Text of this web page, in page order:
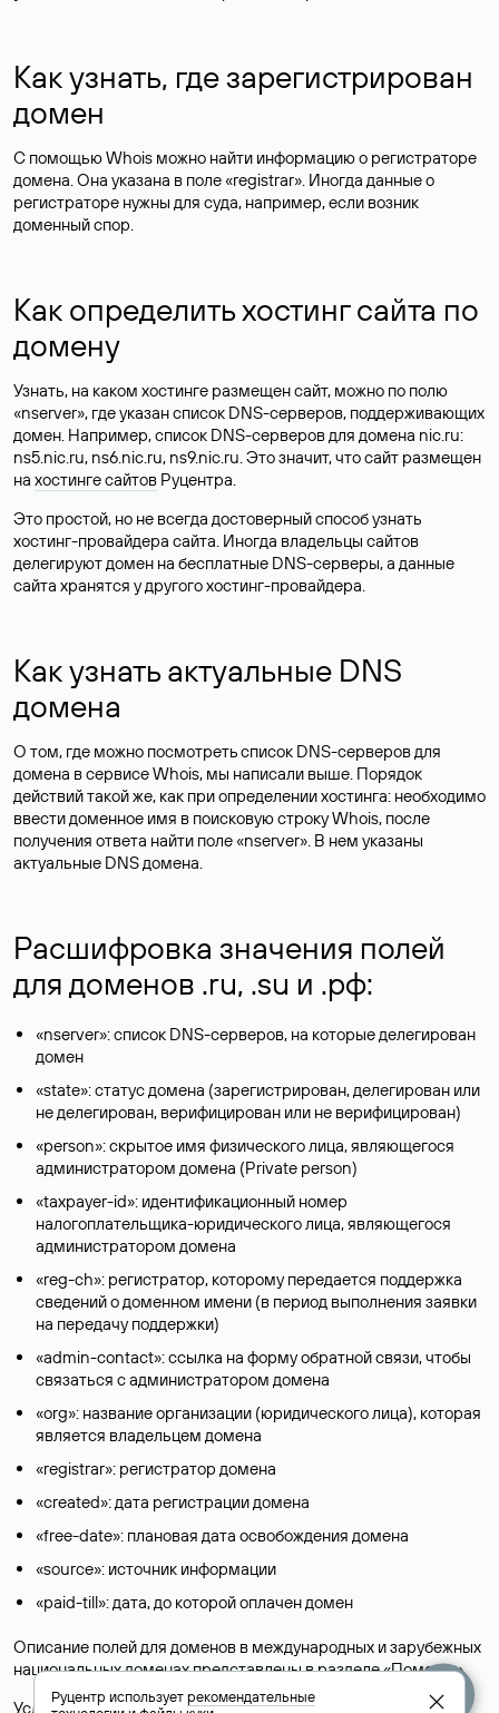
Как узнать, где зарегистрирован
домен
С помощью Whois можно найти информацию о регистраторе
домена. Она указана в поле «registrar». Иногда данные о
регистраторе нужны для суда, например, если возник
доменный спор.
Как определить хостинг сайта по
домену
Узнать, на каком хостинге размещен сайт, можно по полю
«nserver», где указан список DNS-серверов, поддерживающих
домен. Например, список DNS-серверов для домена nic.ru:
ns5.nic.ru, ns6.nic.ru, ns9.nic.ru. Это значит, что сайт размещен
на хостинге сайтов Руцентра.
Это простой, но не всегда достоверный способ узнать
хостинг-провайдера сайта. Иногда владельцы сайтов
делегируют домен на бесплатные DNS-серверы, а данные
сайта хранятся у другого хостинг-провайдера.
Как узнать актуальные DNS
домена
О том, где можно посмотреть список DNS-серверов для
домена в сервисе Whois, мы написали выше. Порядок
действий такой же, как при определении хостинга: необходимо
ввести доменное имя в поисковую строку Whois, после
получения ответа найти поле «nserver». В нем указаны
актуальные DNS домена.
Расшифровка значения полей
для доменов .ru, .su и .рф:
«nserver»: список DNS-серверов, на которые делегирован
домен
«state»: статус домена (зарегистрирован, делегирован или
не делегирован, верифицирован или не верифицирован)
«person»: скрытое имя физического лица, являющегося
администратором домена (Privatе person)
«taxpayer-id»: идентификационный номер
налогоплательщика-юридического лица, являющегося
администратором домена
«reg-ch»: регистратор, которому передается поддержка
сведений о доменном имени (в период выполнения заявки
на передачу поддержки)
«admin-contact»: ссылка на форму обратной связи, чтобы
связаться с администратором домена
«org»: название организации (юридического лица), которая
является владельцем домена
«registrar»: регистратор домена
«created»: дата регистрации домена
«free-date»: плановая дата освобождения домена
«source»: источник информации
«paid-till»: дата, до которой оплачен домен
Описание полей для доменов в международных и зарубежных
национальных доменах представлены в разделе «Помощь».
Условия использования Whois-сервиса
Руцентр используетрекомендательные